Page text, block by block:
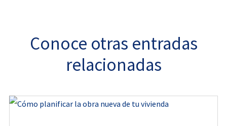
Conoce otras entradas
relacionadas